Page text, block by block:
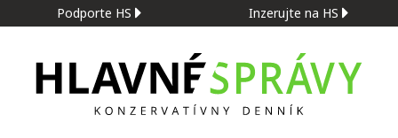
Podporte HS Inzerujte na HS